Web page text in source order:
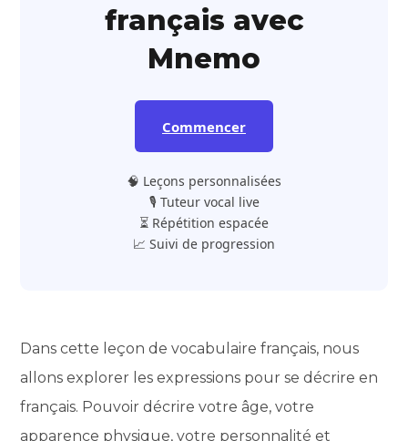
français avec
Mnemo
Commencer
🧠 Leçons personnalisées
🎙️ Tuteur vocal live
⏳ Répétition espacée
📈 Suivi de progression
Dans cette leçon de vocabulaire français, nous
allons explorer les expressions pour se décrire en
français. Pouvoir décrire votre âge, votre
apparence physique, votre personnalité et